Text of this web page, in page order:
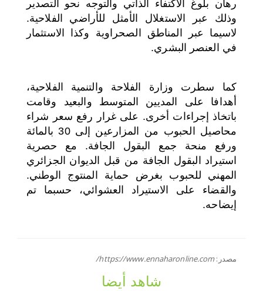
رهان بلوغ الاكتفاء الذاتي والتوجه نحو التصدير
وذلك عبر الاستغلال الأمثل للأراضي الفلاحية.
لاسيما عبر المناطق الصحراوية وكذا الاستثمار
في العنصر البشري.
كما سطرت وزارة الفلاحة والتنمية الفلاحية،
أهدافا على المديين المتوسط والبعيد وقامت
باتخاذ إجراءات أخرى. على غرار رفع سعر شراء
محاصيل الحبوب من المزارعين إلى 30 بالمائة
ورفع منحة جمع البقول الجافة. مع حصرية
استيراد البقول الجافة من قبل الديوان الجزائري
المهني للحبوب بغرض حماية المنتوج الوطني.
والقضاء على الاستيراد العشوائي، حسبما تم
إيضاحه.
مصدر:https://www.ennaharonline.com/
شاهد أيضا